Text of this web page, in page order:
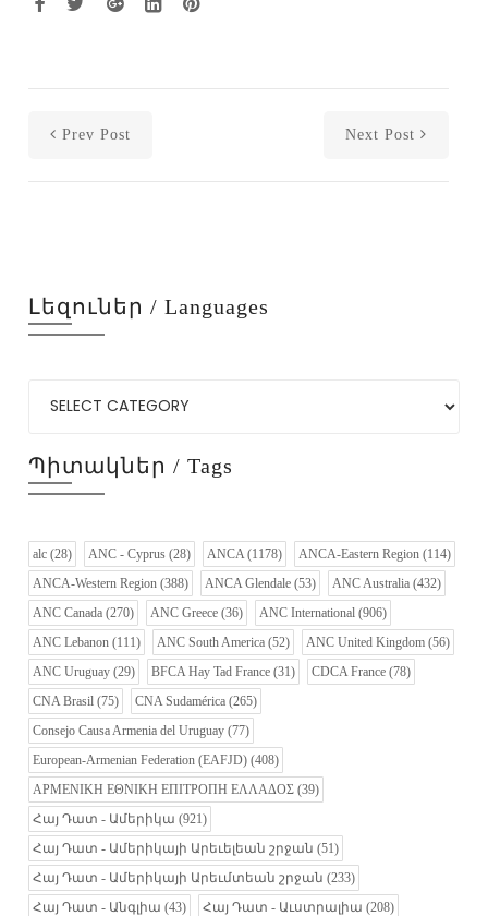
Prev Post Next Post
Լեզուներ / Languages
Պիտակներ / Tags
alc (28) ANC - Cyprus (28) ANCA (1178) ANCA-Eastern Region (114)
ANCA-Western Region (388) ANCA Glendale (53) ANC Australia (432)
ANC Canada (270) ANC Greece (36) ANC International (906)
ANC Lebanon (111) ANC South America (52) ANC United Kingdom (56)
ANC Uruguay (29) BFCA Hay Tad France (31) CDCA France (78)
CNA Brasil (75) CNA Sudamérica (265)
Consejo Causa Armenia del Uruguay (77)
European-Armenian Federation (EAFJD) (408)
ΑΡΜΕΝΙΚΗ ΕΘΝΙΚΗ ΕΠΙΤΡΟΠΗ ΕΛΛΑΔΟΣ (39)
Հայ Դատ - Ամերիկա (921)
Հայ Դատ - Ամերիկայի Արեւելեան շրջան (51)
Հայ Դատ - Ամերիկայի Արեւմտեան շրջան (233)
Հայ Դատ - Անգլիա (43) Հայ Դատ - Աւստրալիա (208)